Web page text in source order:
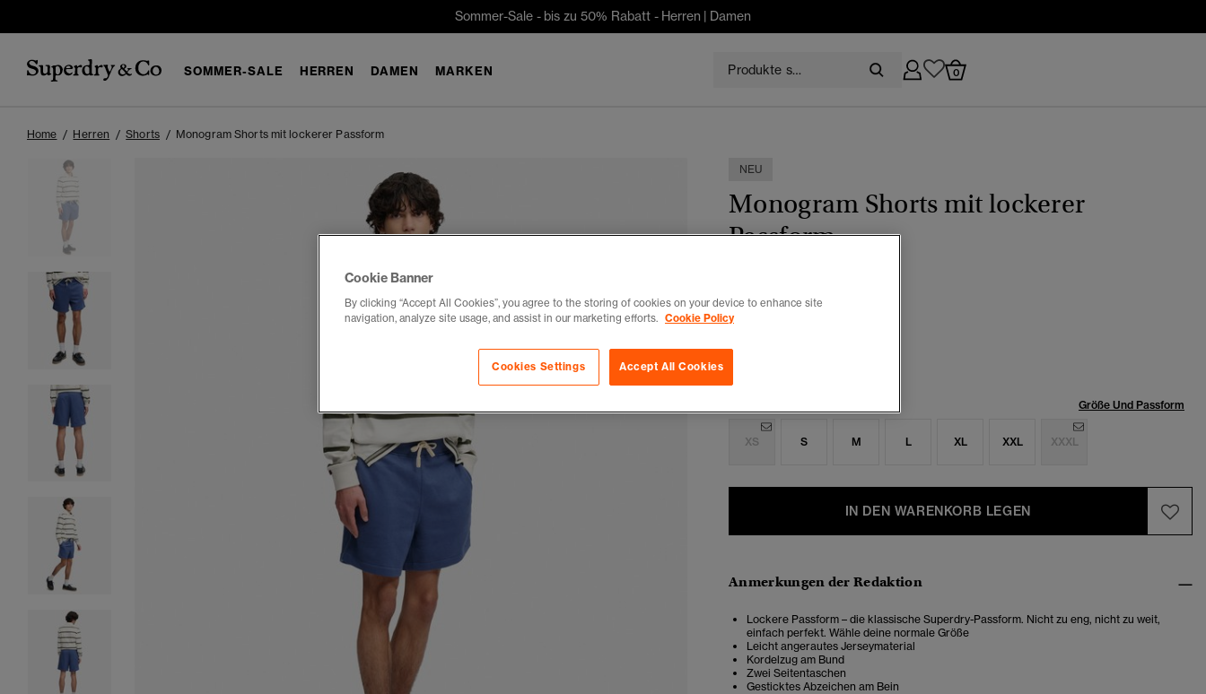
Sommer-Sale - bis zu 50% Rabatt - Herren | Damen
SOMMER-SALE HERREN DAMEN MARKEN 0
Home Herren Shorts Monogram Shorts mit lockerer Passform
NEU
Monogram Shorts mit lockerer
Passform
Farbe:
Größe Und Passform
XS S M L XL XXL XXXL
IN DEN WARENKORB LEGEN
Anmerkungen der Redaktion
Lockere Passform – die klassische Superdry-Passform. Nicht zu eng, nicht zu weit,
einfach perfekt. Wähle deine normale Größe
Leicht angerautes Jerseymaterial
Kordelzug am Bund
Zwei Seitentaschen
Gesticktes Abzeichen am Bein
Cookie Banner
By clicking “Accept All Cookies”, you agree to the storing of cookies on your device to enhance site
navigation, analyze site usage, and assist in our marketing efforts. Cookie Policy
Accept All Cookies
Cookies Settings